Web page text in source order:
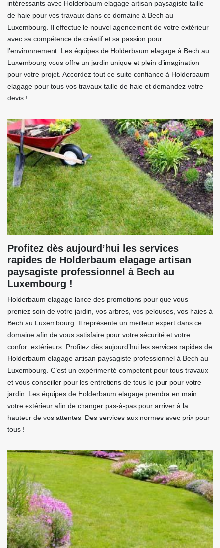
intéressants avec Holderbaum elagage artisan paysagiste taille
de haie pour vos travaux dans ce domaine à Bech au
Luxembourg. Il effectue le nouvel agencement de votre extérieur
avec sa compétence de créatif et sa passion pour
l’environnement. Les équipes de Holderbaum elagage à Bech au
Luxembourg vous offre un jardin unique et plein d’imagination
pour votre projet. Accordez tout de suite confiance à Holderbaum
elagage pour tous vos travaux taille de haie et demandez votre
devis !
Profitez dès aujourd’hui les services
rapides de Holderbaum elagage artisan
paysagiste professionnel à Bech au
Luxembourg !
Holderbaum elagage lance des promotions pour que vous
preniez soin de votre jardin, vos arbres, vos pelouses, vos haies à
Bech au Luxembourg. Il représente un meilleur expert dans ce
domaine afin de vous satisfaire pour votre sécurité et votre
confort extérieurs. Profitez dès aujourd’hui les services rapides de
Holderbaum elagage artisan paysagiste professionnel à Bech au
Luxembourg. C’est un expérimenté compétent pour tous travaux
et vous conseiller pour les entretiens de tous le jour pour votre
jardin. Les équipes de Holderbaum elagage prendra en main
votre extérieur afin de changer pas-à-pas pour arriver à la
hauteur de vos attentes. Des services aux normes avec prix pour
tous !